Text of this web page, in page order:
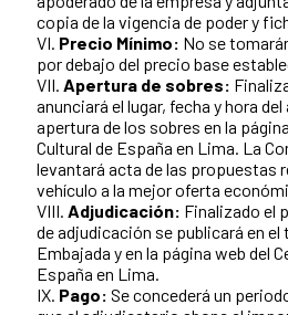
copia de la vigencia de poder y
VI. Precio Mínimo: No se
por debajo del precio base
VII. Apertura de sobres:
anunciará el lugar, fecha y hora
apertura de los sobres en la
Cultural de España en Lima. La
levantará acta de las propuestas
vehículo a la mejor oferta
VIII. Adjudicación: Finalizado el
de adjudicación se publicará en el
Embajada y en la página web del
España en Lima.
IX. Pago: Se concederá un